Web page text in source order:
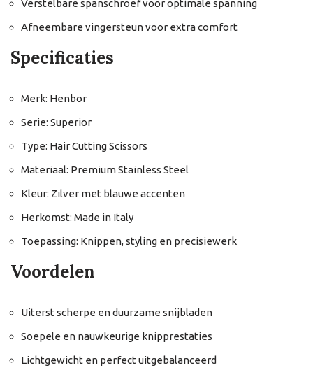
Verstelbare spanschroef voor optimale spanning
Afneembare vingersteun voor extra comfort
Specificaties
Merk: Henbor
Serie: Superior
Type: Hair Cutting Scissors
Materiaal: Premium Stainless Steel
Kleur: Zilver met blauwe accenten
Herkomst: Made in Italy
Toepassing: Knippen, styling en precisiewerk
Voordelen
Uiterst scherpe en duurzame snijbladen
Soepele en nauwkeurige knipprestaties
Lichtgewicht en perfect uitgebalanceerd